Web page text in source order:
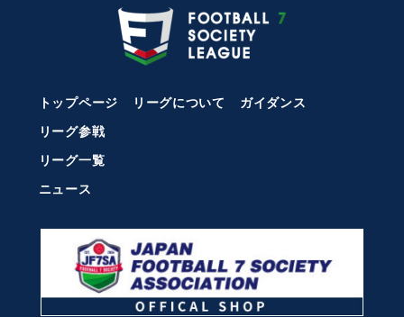
トップページ リーグについて
ガイダンス
リーグ参戦
リーグ一覧
ニュース